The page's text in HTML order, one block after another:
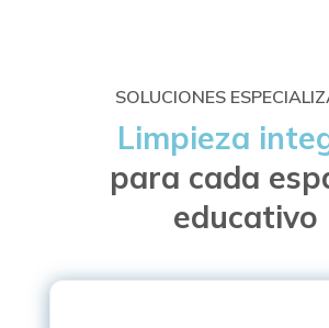
SOLUCIONES
Limpieza
para cada
educativo